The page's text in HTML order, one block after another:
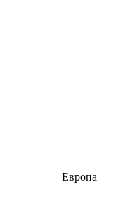
Европа